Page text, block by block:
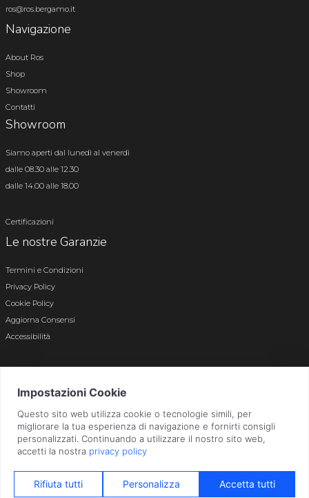
ros@ros.bergamo.it
Navigazione
About Ros
Shop
Showroom
Contatti
Showroom
Siamo aperti dal lunedì al venerdì
dalle 08.30 alle 12.30
dalle 14.00 alle 18.00
Certificazioni
Le nostre Garanzie
Termini e Condizioni
Privacy Policy
Cookie Policy
Aggiorna Consensi
Accessibilità
Bergamo n. 01496180165 · Capitale Sociale i.v. € 800.000,00